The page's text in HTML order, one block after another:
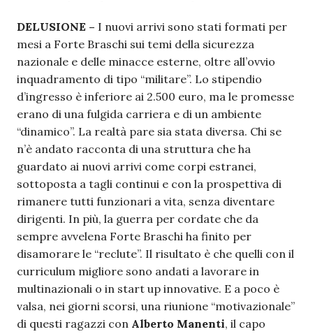
DELUSIONE – I nuovi arrivi sono stati formati per
mesi a Forte Braschi sui temi della sicurezza
nazionale e delle minacce esterne, oltre all’ovvio
inquadramento di tipo “militare”. Lo stipendio
d’ingresso è inferiore ai 2.500 euro, ma le promesse
erano di una fulgida carriera e di un ambiente
“dinamico”. La realtà pare sia stata diversa. Chi se
n’è andato racconta di una struttura che ha
guardato ai nuovi arrivi come corpi estranei,
sottoposta a tagli continui e con la prospettiva di
rimanere tutti funzionari a vita, senza diventare
dirigenti. In più, la guerra per cordate che da
sempre avvelena Forte Braschi ha finito per
disamorare le “reclute”. Il risultato è che quelli con il
curriculum migliore sono andati a lavorare in
multinazionali o in start up innovative. E a poco è
valsa, nei giorni scorsi, una riunione “motivazionale”
di questi ragazzi con Alberto Manenti, il capo